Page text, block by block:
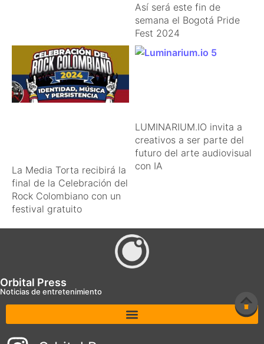
Así será este fin de
semana el Bogotá Pride
Fest 2024
La Media Torta recibirá la
final de la Celebración del
Rock Colombiano con un
festival gratuito
LUMINARIUM.IO invita a
creativos a ser parte del
futuro del arte audiovisual
con IA
Orbital Press
Noticias de entretenimiento